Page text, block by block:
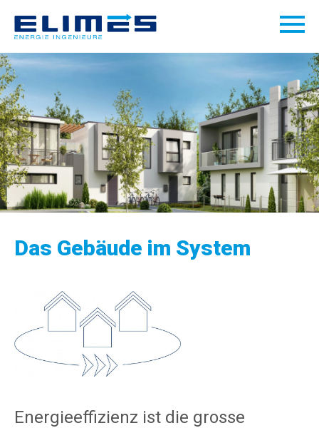
Das Gebäude im System
Energieeffizienz ist die grosse